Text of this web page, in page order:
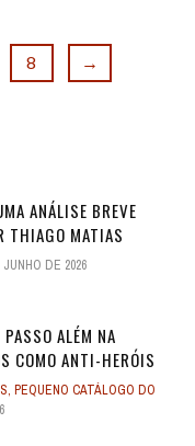
8 →
ANÁLISE BREVE
THIAGO MATIAS
JUNHO DE 2026
ALÉM NA
COMO ANTI-HERÓIS
, PEQUENO CATÁLOGO DO